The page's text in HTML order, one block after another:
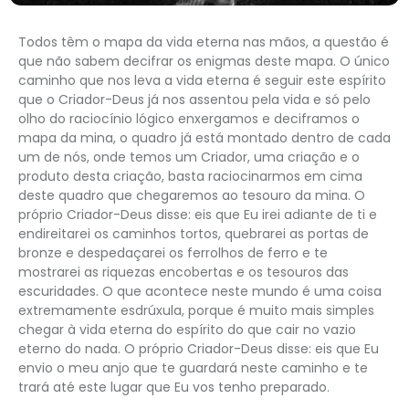
Todos têm o mapa da vida eterna nas mãos, a questão é
que não sabem decifrar os enigmas deste mapa. O único
caminho que nos leva a vida eterna é seguir este espírito
que o Criador-Deus já nos assentou pela vida e só pelo
olho do raciocínio lógico enxergamos e deciframos o
mapa da mina, o quadro já está montado dentro de cada
um de nós, onde temos um Criador, uma criação e o
produto desta criação, basta raciocinarmos em cima
deste quadro que chegaremos ao tesouro da mina. O
próprio Criador-Deus disse: eis que Eu irei adiante de ti e
endireitarei os caminhos tortos, quebrarei as portas de
bronze e despedaçarei os ferrolhos de ferro e te
mostrarei as riquezas encobertas e os tesouros das
escuridades. O que acontece neste mundo é uma coisa
extremamente esdrúxula, porque é muito mais simples
chegar à vida eterna do espírito do que cair no vazio
eterno do nada. O próprio Criador-Deus disse: eis que Eu
envio o meu anjo que te guardará neste caminho e te
trará até este lugar que Eu vos tenho preparado.